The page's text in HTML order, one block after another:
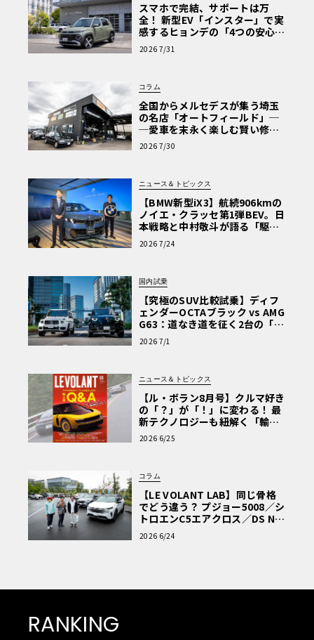
スマホで完結、サポートは万
全！ 新型EV「インスター」で実
感するヒョンデの「4つの安心」
【第1回・ヒョンデ6つの疑問：
Why? Hyundai?】〈PR〉
2026 7/31
コラム
全国からメルセデスが集う埼玉
の名店「オートフィールド」─
─愛車を末永く楽しむ賢い修理
術と、プロがフックス製オイル
を選ぶ理由〈PR〉
2026 7/30
ニュース＆トピックス
【BMW新型iX3】航続906kmの
ノイエ・クラッセ第1弾BEV。日
本戦略と中村敬斗が語る「駆け
ぬける歓び」
2026 7/24
国内試乗
【究極のSUV比較試乗】ディフ
ェンダーOCTAブラック vs AMG
G63：道なき道を征く2台の「対
極的アプローチ」
2026 7/1
ニュース＆トピックス
【ル・ボラン8月号】クルマ好き
の「？」が「！」に変わる！ 最
新テクノロジーも紐解く「輸入
車Q&A」
2026 6/25
コラム
【LE VOLANT LAB】同じ骨格
でどう違う？ プジョー5008／シ
トロエンC5エアクロス／DS Nº4
読者一気乗りレポート
2026 6/24
RANKING